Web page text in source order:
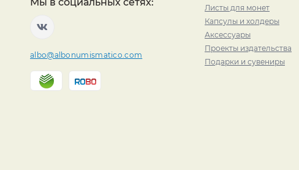
albo@albonumismatico.com
Листы для монет
Капсулы и холдеры
Аксессуары
Проекты издательства
Подарки и сувениры